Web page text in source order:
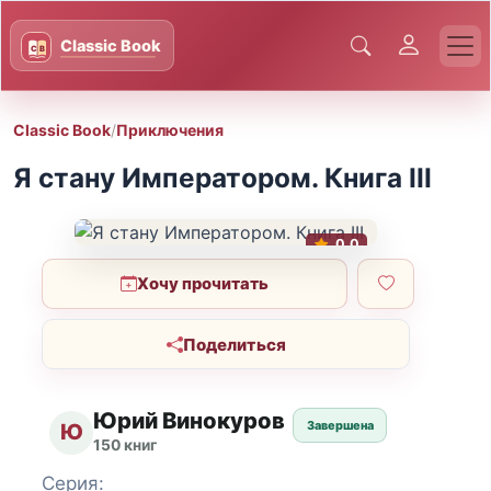
Classic Book/Приключения
Я стану Императором. Книга III
0.0
Хочу прочитать
Поделиться
Ю Юрий Винокуров
150 книг
Завершена
Серия: